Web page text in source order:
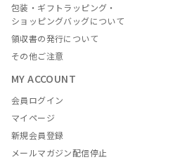
包装・ギフトラッピング・
ショッピングバッグについて
領収書の発行について
その他ご注意
MY ACCOUNT
会員ログイン
マイページ
新規会員登録
メールマガジン配信停止